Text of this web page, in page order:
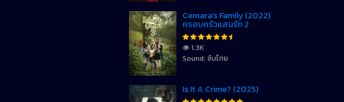
Cemara’s Family (2022)
ครอบครัวแสนรัก 2
1.3K
Sound: ซับไทย
Is It A Crime? (2025)